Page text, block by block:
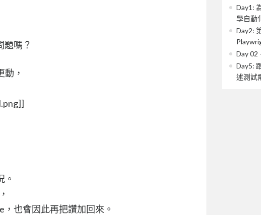
題嗎？
，
。
也會因此再把讚加回來。
Day1:
學自動
Day2:
Day 02
Day5:
述測試